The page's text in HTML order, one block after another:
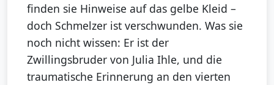
finden sie Hinweise auf das gelbe Kleid –
doch Schmelzer ist verschwunden. Was sie
noch nicht wissen: Er ist der
Zwillingsbruder von Julia Ihle, und die
traumatische Erinnerung an den vierten